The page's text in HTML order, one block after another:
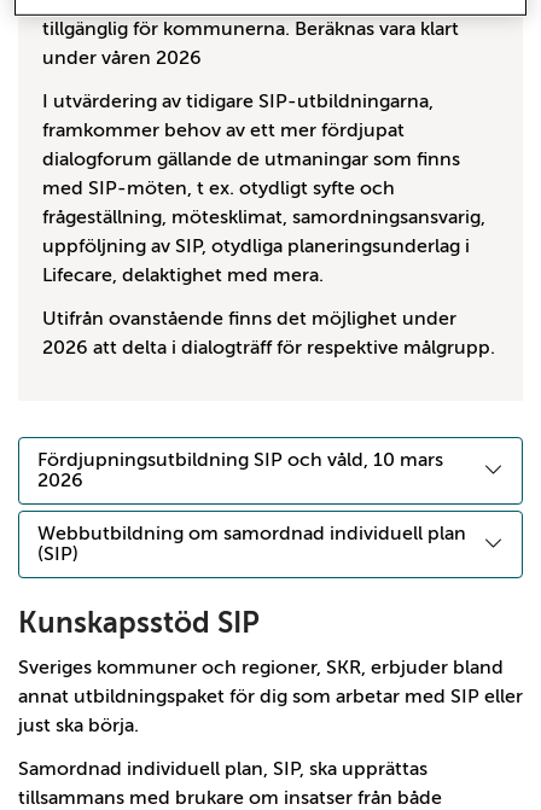
tillgänglig för kommunerna. Beräknas vara klart
under våren 2026
I utvärdering av tidigare SIP-utbildningarna,
framkommer behov av ett mer fördjupat
dialogforum gällande de utmaningar som finns
med SIP-möten, t ex. otydligt syfte och
frågeställning, mötesklimat, samordningsansvarig,
uppföljning av SIP, otydliga planeringsunderlag i
Lifecare, delaktighet med mera.
Utifrån ovanstående finns det möjlighet under
2026 att delta i dialogträff för respektive målgrupp.
Fördjupningsutbildning SIP och våld, 10 mars
2026
Webbutbildning om samordnad individuell plan
(SIP)
Kunskapsstöd SIP
Sveriges kommuner och regioner, SKR, erbjuder bland
annat utbildningspaket för dig som arbetar med SIP eller
just ska börja.
Samordnad individuell plan, SIP, ska upprättas
tillsammans med brukare om insatser från både